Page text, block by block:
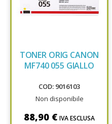
TONER ORIG CANON
MF740 055 GIALLO
COD: 9016103
Non disponibile
88,90 € IVA ESCLUSA